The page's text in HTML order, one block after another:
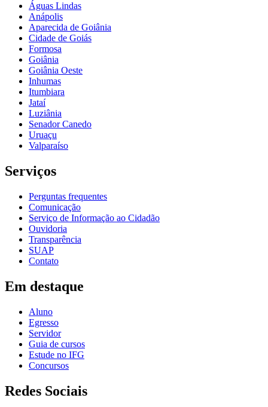
Águas Lindas
Anápolis
Aparecida de Goiânia
Cidade de Goiás
Formosa
Goiânia
Goiânia Oeste
Inhumas
Itumbiara
Jataí
Luziânia
Senador Canedo
Uruaçu
Valparaíso
Serviços
Perguntas frequentes
Comunicação
Serviço de Informação ao Cidadão
Ouvidoria
Transparência
SUAP
Contato
Em destaque
Aluno
Egresso
Servidor
Guia de cursos
Estude no IFG
Concursos
Redes Sociais